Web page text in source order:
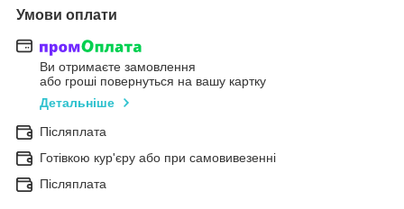
Умови оплати
Ви отримаєте замовлення
або гроші повернуться на вашу картку
Детальніше
Післяплата
Готівкою кур'єру або при самовивезенні
Післяплата